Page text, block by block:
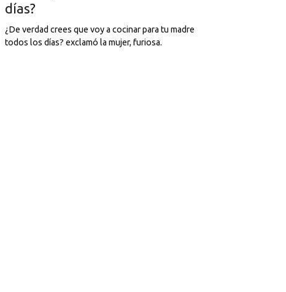
días?
¿De verdad crees que voy a cocinar para tu madre
todos los días? exclamó la mujer, furiosa.